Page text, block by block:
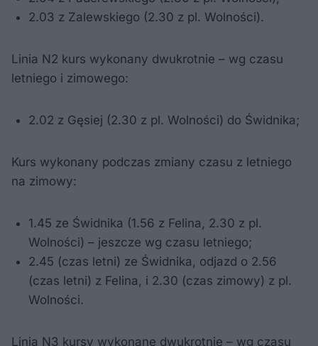
2.03 z Zalewskiego (2.30 z pl. Wolności).
Linia N2 kurs wykonany dwukrotnie – wg czasu
letniego i zimowego:
2.02 z Gęsiej (2.30 z pl. Wolności) do Świdnika;
Kurs wykonany podczas zmiany czasu z letniego
na zimowy:
1.45 ze Świdnika (1.56 z Felina, 2.30 z pl.
Wolności) – jeszcze wg czasu letniego;
2.45 (czas letni) ze Świdnika, odjazd o 2.56
(czas letni) z Felina, i 2.30 (czas zimowy) z pl.
Wolności.
Linia N3 kursy wykonane dwukrotnie – wg czasu